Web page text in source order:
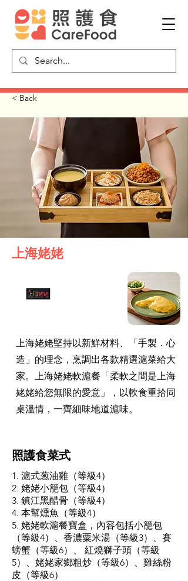
< Back
上海姥姥
上海姥姥堅持以新鮮材料、「手製．心
造」的理念，烹調出各款精選滬菜給大
家。上海姥姥軟滬餐「柔軟之間是上海
姥姥給您無限的愛意」，以軟食重拾同
桌溫情，一齊細味地道滬味。
照護食菜式
1. 滬式葱油雞（等級4）
2. 姥姥小籠包（等級4）
3. 鎮江黑醋骨（等級4）
4. 本幫燻魚（等級4）
5. 姥姥軟滬餐寶盒，內容包括小籠包
（等級4）、香濃粟米湯（等級3）、賽
螃蟹（等級6）、 紅燒獅子頭（等級
5）、姥姥家鄉粗炒（等級6）、雞絲粉
皮（等級6）